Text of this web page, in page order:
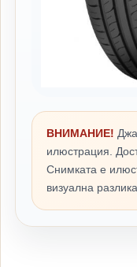
ВНИМАНИЕ!
илюстрация.
Снимката е
визуална